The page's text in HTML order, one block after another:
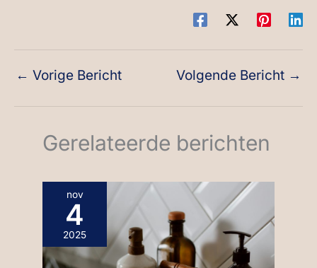
← Vorige Bericht Volgende Bericht →
Gerelateerde berichten
nov
4
2025